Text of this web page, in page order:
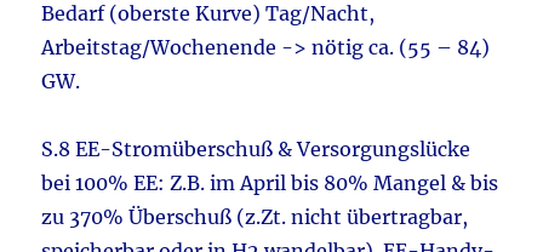
Bedarf (oberste Kurve) Tag/Nacht,
Arbeitstag/Wochenende -> nötig ca. (55 – 84)
GW.
S.8 EE-Stromüberschuß & Versorgungslücke
bei 100% EE: Z.B. im April bis 80% Mangel & bis
zu 370% Überschuß (z.Zt. nicht übertragbar,